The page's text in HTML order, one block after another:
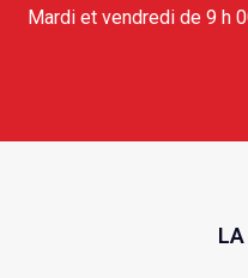
Mardi et vendredi de 9 h